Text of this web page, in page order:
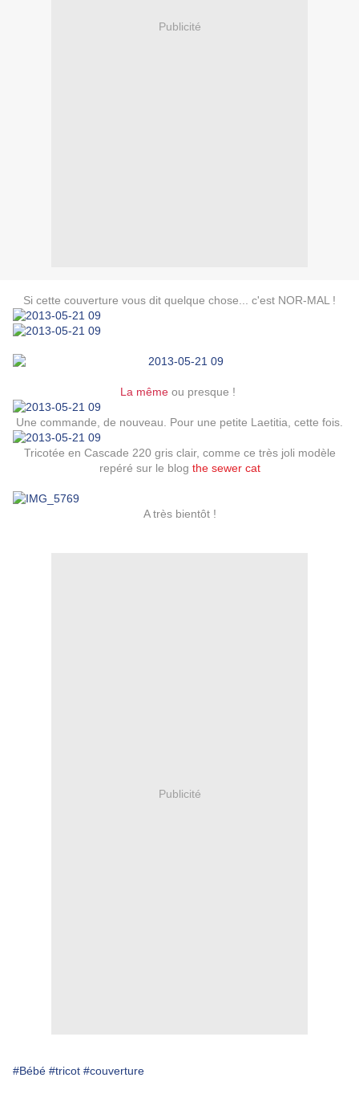
Publicité
Si cette couverture vous dit quelque chose... c'est NOR-MAL !
La même ou presque !
Une commande, de nouveau. Pour une petite Laetitia, cette fois.
Tricotée en Cascade 220 gris clair, comme ce très joli modèle
repéré sur le blog the sewer cat
A très bientôt !
Publicité
#Bébé #tricot #couverture